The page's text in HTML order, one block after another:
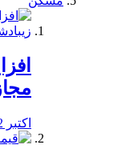
اکتبر 12, 2019